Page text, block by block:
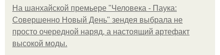
На шанхайской премьере "Человека - Паука:
Совершенно Новый День" зендея выбрала не
просто очередной наряд, а настоящий артефакт
высокой моды.